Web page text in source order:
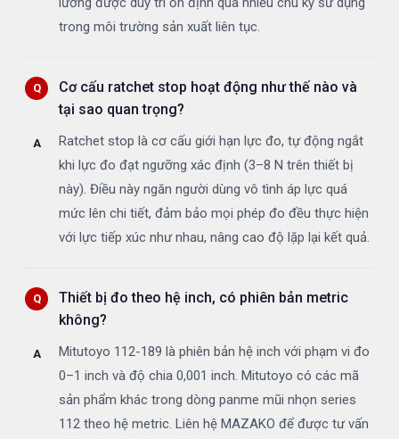
trong môi trường sản xuất liên tục.
Cơ cấu ratchet stop hoạt động như thế nào và
tại sao quan trọng?
Ratchet stop là cơ cấu giới hạn lực đo, tự động ngắt
khi lực đo đạt ngưỡng xác định (3–8 N trên thiết bị
này). Điều này ngăn người dùng vô tình áp lực quá
mức lên chi tiết, đảm bảo mọi phép đo đều thực hiện
với lực tiếp xúc như nhau, nâng cao độ lặp lại kết quả.
Thiết bị đo theo hệ inch, có phiên bản metric
không?
Mitutoyo 112-189 là phiên bản hệ inch với phạm vi đo
0–1 inch và độ chia 0,001 inch. Mitutoyo có các mã
sản phẩm khác trong dòng panme mũi nhọn series
112 theo hệ metric. Liên hệ MAZAKO để được tư vấn